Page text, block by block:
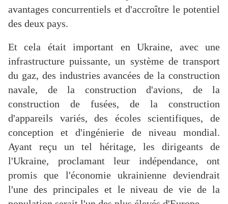
avantages concurrentiels et d'accroître le potentiel
des deux pays.
Et cela était important en Ukraine, avec une
infrastructure puissante, un système de transport
du gaz, des industries avancées de la construction
navale, de la construction d'avions, de la
construction de fusées, de la construction
d'appareils variés, des écoles scientifiques, de
conception et d'ingénierie de niveau mondial.
Ayant reçu un tel héritage, les dirigeants de
l'Ukraine, proclamant leur indépendance, ont
promis que l'économie ukrainienne deviendrait
l'une des principales et le niveau de vie de la